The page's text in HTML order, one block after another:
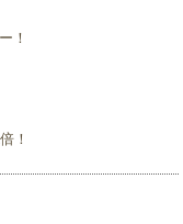
！
！